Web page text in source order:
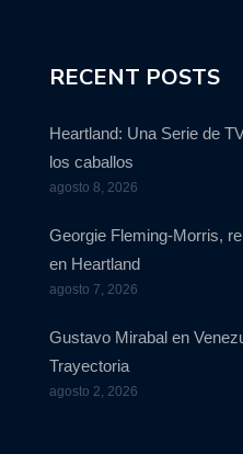
RECENT POSTS
Heartland: Una Serie de
los caballos
agosto 8, 2026
Georgie Fleming-Morris,
en Heartland
agosto 7, 2026
Gustavo Mirabal en
Trayectoria
agosto 2, 2026